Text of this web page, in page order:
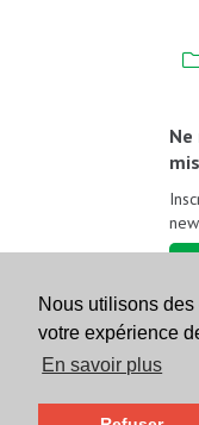
Nous utilisons
votre expérience
En savoir plus
Ne